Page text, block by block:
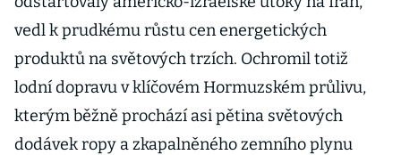
vedl k prudkému růstu cen energetických
produktů na světových trzích. Ochromil totiž
lodní dopravu v klíčovém Hormuzském průlivu,
kterým běžně prochází asi pětina světových
dodávek ropy a zkapalněného zemního plynu